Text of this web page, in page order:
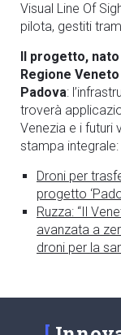
Visual Line Of
pilota, gestiti
Il progetto,
Regione
Padova:
troverà
Venezia e i futuri
stampa integrale:
Droni per
progetto
Ruzza: “Il
avanzata a
droni per la